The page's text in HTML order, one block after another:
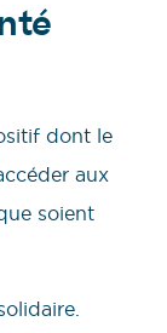
dont le
aux
soient